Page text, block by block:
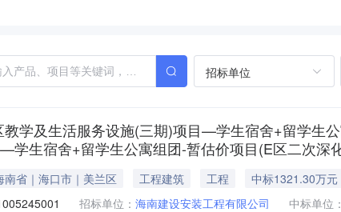
招标单位
学及生活服务设施(三期)项目—学生宿舍+留学生
学生宿舍+留学生公寓组团-暂估价项目(E区二次深
南省｜海口市｜美兰区 工程建筑 工程
中标1321.30万元
招标单位： 海南建设安装工程有限公司 中标单位：